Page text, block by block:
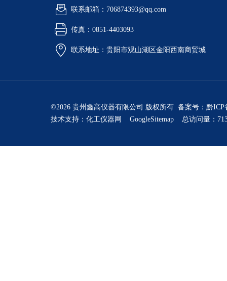
联系邮箱：706874393@qq.com
传真：0851-4403093
联系地址：贵阳市观山湖区金阳西南商贸城
©2026 贵州鑫高仪器有限公司 版权所有 备案号： 黔ICP
技术支持： 化工仪器网 GoogleSitemap 总访问量：